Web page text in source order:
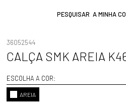
A MINHA
36052544
CALÇA SMK AREIA
ESCOLHA A COR:
AREIA